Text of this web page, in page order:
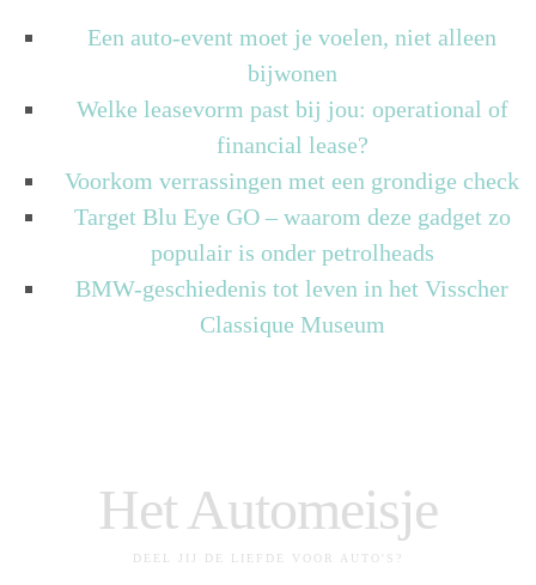
Een auto-event moet je voelen, niet alleen
bijwonen
Welke leasevorm past bij jou: operational of
financial lease?
Voorkom verrassingen met een grondige check
Target Blu Eye GO – waarom deze gadget zo
populair is onder petrolheads
BMW-geschiedenis tot leven in het Visscher
Classique Museum
Het Automeisje
DEEL JIJ DE LIEFDE VOOR AUTO'S?